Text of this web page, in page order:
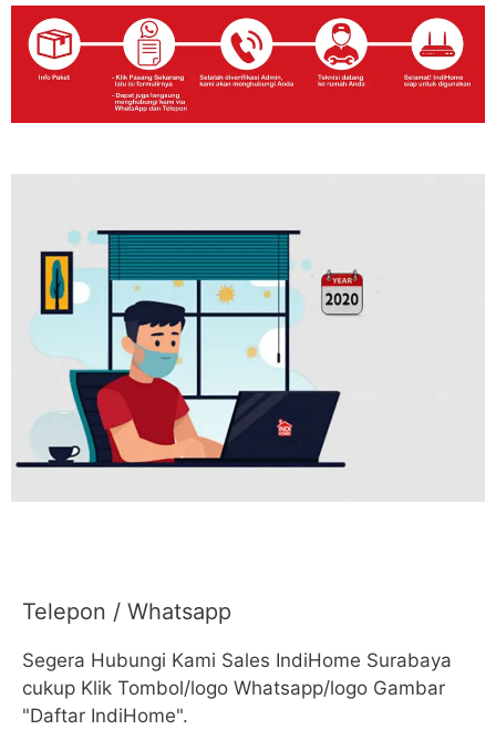
Telepon / Whatsapp
Segera Hubungi Kami Sales IndiHome Surabaya
cukup Klik Tombol/logo Whatsapp/logo Gambar
"Daftar IndiHome".